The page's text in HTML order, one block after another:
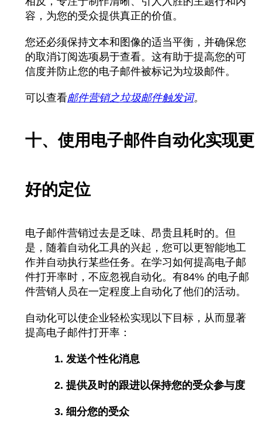
容，为您的受众提供真正的价值。
您还必须保持文本和图像的适当平衡，并确保您
的取消订阅选项易于查看。这有助于提高您的可
信度并防止您的电子邮件被标记为垃圾邮件。
可以查看邮件营销之垃圾邮件触发词。
十、使用电子邮件自动化实现更
好的定位
电子邮件营销过去是乏味、昂贵且耗时的。但
是，随着自动化工具的兴起，您可以更智能地工
作并自动执行某些任务。在学习如何提高电子邮
件打开率时，不应忽视自动化。 有84% 的电子邮
件营销人员在一定程度上自动化了他们的活动。
自动化可以使企业轻松实现以下目标，从而显著
提高电子邮件打开率：
1. 发送个性化消息
2. 提供及时的跟进以保持您的受众参与度
3. 细分您的受众